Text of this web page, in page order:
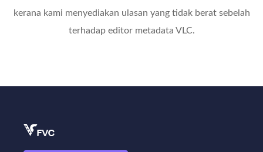
kerana kami menyediakan ulasan yang tidak berat sebelah
terhadap editor metadata VLC.